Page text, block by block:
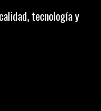
tecnología y